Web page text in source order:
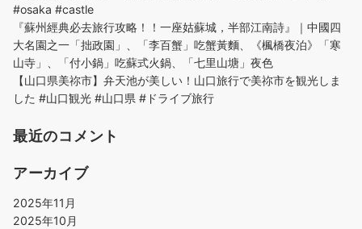
#osaka #castle
『蘇州經典必去旅行攻略！！一座姑蘇城，半部江南詩』｜中國四
大名園之一「拙政園」、「李百蟹」吃蟹黃麵、《楓橋夜泊》「寒
山寺」、「付小鍋」吃蘇式火鍋、「七里山塘」夜色
【山口県美祢市】弁天池が美しい！山口旅行で美祢市を観光しま
した #山口観光 #山口県 #ドライブ旅行
最近のコメント
アーカイブ
2025年11月
2025年10月